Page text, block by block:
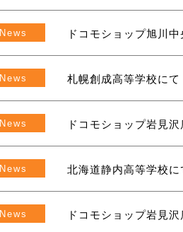
News ドコモショップ旭川
News 札幌創成高等学校に
News ドコモショップ岩見
News 北海道静内高等学校
News ドコモショップ岩見